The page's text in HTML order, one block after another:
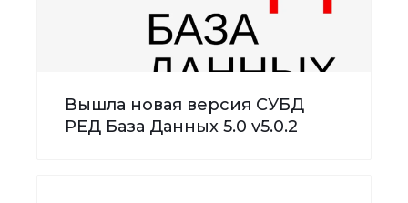
Вышла новая версия СУБД
РЕД База Данных 5.0 v5.0.2